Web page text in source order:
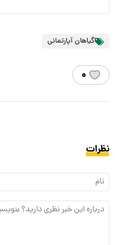
گیاهان آپارتمانی
۰
نظرات